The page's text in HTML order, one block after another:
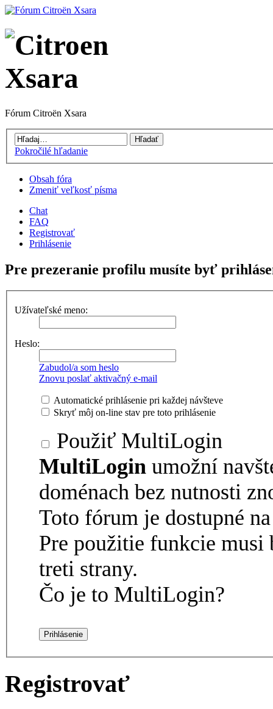
Fórum Citroën Xsara
Pokročilé hľadanie
Obsah fóra
Zmeniť veľkosť písma
Chat
FAQ
Registrovať
Prihlásenie
Pre prezeranie profilu musíte byť
Užívateľské meno:
Heslo:
Zabudol/a som heslo
Znovu poslať aktivačný e-mail
Automatické prihlásenie pri každej návšteve
Skryť môj on-line stav pre toto prihlásenie
Použiť MultiLogin
MultiLogin umožní
doménach bez nutnosti
Toto fórum je dostupné
Pre použitie funkcie
treti strany.
Čo je to MultiLogin?
Registrovať